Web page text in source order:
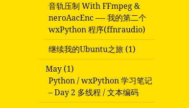
音轨压制 With FFmpeg &
neroAacEnc ---- 我的第二个
wxPython 程序(ffnraudio)
继续我的Ubuntu之旅 (1)
May (1)
Python / wxPython 学习笔记
– Day 2 多线程 / 文本编码